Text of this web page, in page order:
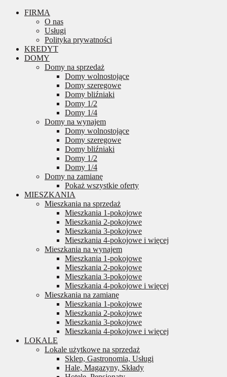
FIRMA
O nas
Usługi
Polityka prywatności
KREDYT
DOMY
Domy na sprzedaż
Domy wolnostojące
Domy szeregowe
Domy bliźniaki
Domy 1/2
Domy 1/4
Domy na wynajem
Domy wolnostojące
Domy szeregowe
Domy bliźniaki
Domy 1/2
Domy 1/4
Domy na zamianę
Pokaż wszystkie oferty
MIESZKANIA
Mieszkania na sprzedaż
Mieszkania 1-pokojowe
Mieszkania 2-pokojowe
Mieszkania 3-pokojowe
Mieszkania 4-pokojowe i więcej
Mieszkania na wynajem
Mieszkania 1-pokojowe
Mieszkania 2-pokojowe
Mieszkania 3-pokojowe
Mieszkania 4-pokojowe i więcej
Mieszkania na zamianę
Mieszkania 1-pokojowe
Mieszkania 2-pokojowe
Mieszkania 3-pokojowe
Mieszkania 4-pokojowe i więcej
LOKALE
Lokale użytkowe na sprzedaż
Sklep, Gastronomia, Usługi
Hale, Magazyny, Składy